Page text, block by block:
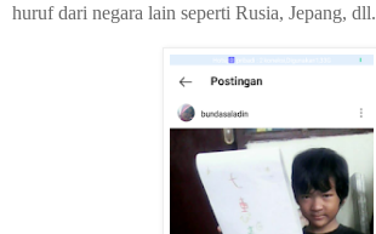
huruf dari negara lain seperti Rusia, Jepang, dll.